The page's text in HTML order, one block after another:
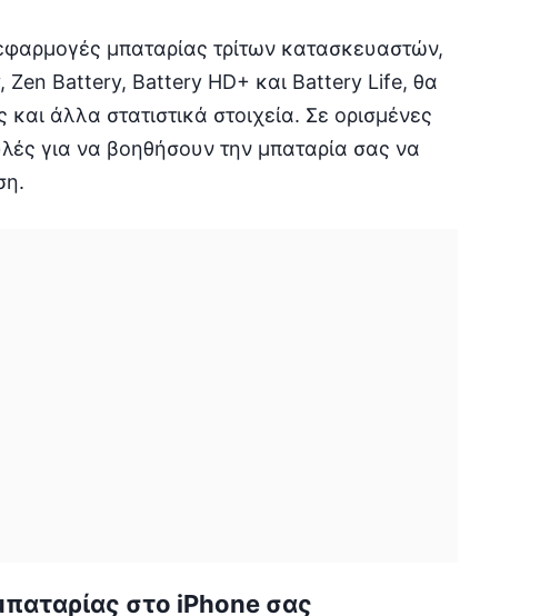
μπαταρίας τρίτων κατασκευαστών,
Battery, Battery HD+ και Battery Life, θα
άλλα στατιστικά στοιχεία. Σε ορισμένες
για να βοηθήσουν την μπαταρία σας να
στο iPhone σας